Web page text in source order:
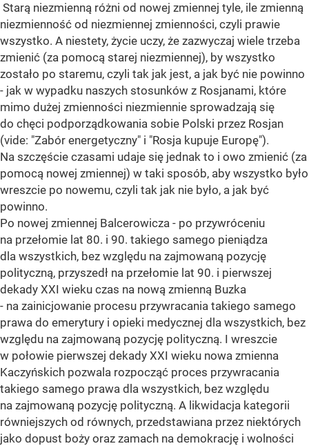
Starą niezmienną różni od nowej zmiennej tyle, ile zmienną
niezmienność od niezmiennej zmienności, czyli prawie
wszystko. A niestety, życie uczy, że zazwyczaj wiele trzeba
zmienić (za pomocą starej niezmiennej), by wszystko
zostało po staremu, czyli tak jak jest, a jak być nie powinno
- jak w wypadku naszych stosunków z Rosjanami, które
mimo dużej zmienności niezmiennie sprowadzają się
do chęci podporządkowania sobie Polski przez Rosjan
(vide: "Zabór energetyczny" i "Rosja kupuje Europę").
Na szczęście czasami udaje się jednak to i owo zmienić (za
pomocą nowej zmiennej) w taki sposób, aby wszystko było
wreszcie po nowemu, czyli tak jak nie było, a jak być
powinno.
Po nowej zmiennej Balcerowicza - po przywróceniu
na przełomie lat 80. i 90. takiego samego pieniądza
dla wszystkich, bez względu na zajmowaną pozycję
polityczną, przyszedł na przełomie lat 90. i pierwszej
dekady XXI wieku czas na nową zmienną Buzka
- na zainicjowanie procesu przywracania takiego samego
prawa do emerytury i opieki medycznej dla wszystkich, bez
względu na zajmowaną pozycję polityczną. I wreszcie
w połowie pierwszej dekady XXI wieku nowa zmienna
Kaczyńskich pozwala rozpocząć proces przywracania
takiego samego prawa dla wszystkich, bez względu
na zajmowaną pozycję polityczną. A likwidacja kategorii
równiejszych od równych, przedstawiana przez niektórych
jako dopust boży oraz zamach na demokrację i wolności